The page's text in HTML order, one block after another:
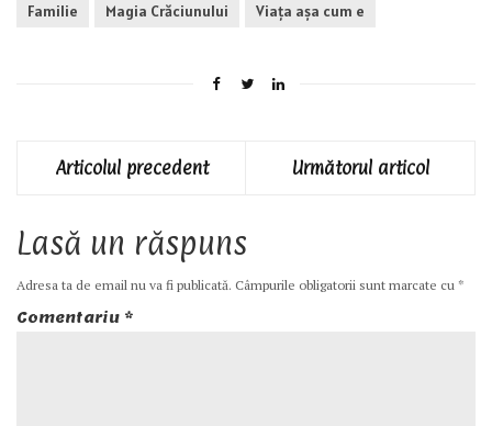
Familie Magia Crăciunului Viaţa aşa cum e
Articolul precedent Următorul articol
Lasă un răspuns
Adresa ta de email nu va fi publicată. Câmpurile obligatorii sunt marcate cu *
Comentariu *